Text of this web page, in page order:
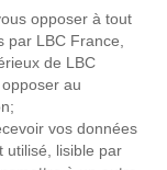
opposer à tout
LBC France,
de LBC
au
vos données
utilisé, lisible par